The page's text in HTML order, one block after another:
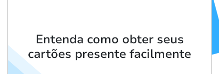
Entenda como obter seus
cartões presente facilmente